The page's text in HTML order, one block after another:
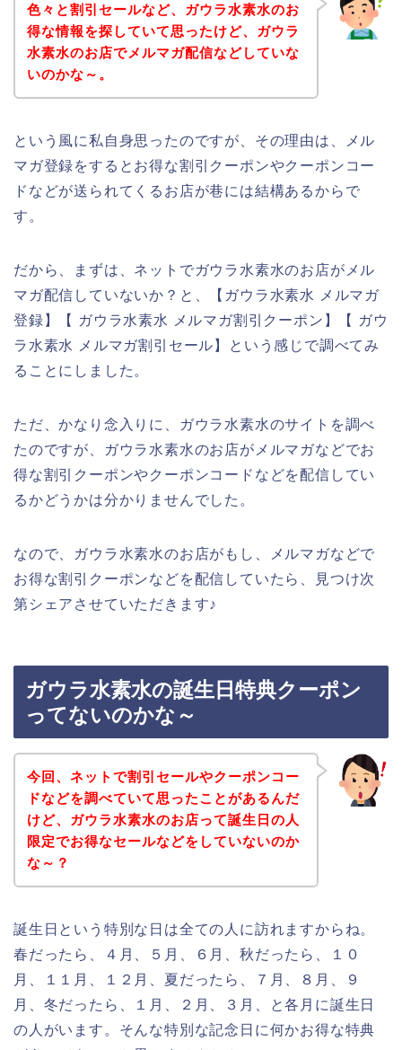
色々と割引セールなど、ガウラ水素水のお
得な情報を探していて思ったけど、ガウラ
水素水のお店でメルマガ配信などしていな
いのかな～。
という風に私自身思ったのですが、その理由は、メル
マガ登録をするとお得な割引クーポンやクーポンコー
ドなどが送られてくるお店が巷には結構あるからで
す。
だから、まずは、ネットでガウラ水素水のお店がメル
マガ配信していないか？と、【ガウラ水素水 メルマガ
登録】【 ガウラ水素水 メルマガ割引クーポン】【 ガウ
ラ水素水 メルマガ割引セール】という感じで調べてみ
ることにしました。
ただ、かなり念入りに、ガウラ水素水のサイトを調べ
たのですが、ガウラ水素水のお店がメルマガなどでお
得な割引クーポンやクーポンコードなどを配信してい
るかどうかは分かりませんでした。
なので、ガウラ水素水のお店がもし、メルマガなどで
お得な割引クーポンなどを配信していたら、見つけ次
第シェアさせていただきます♪
ガウラ水素水の誕生日特典クーポン
ってないのかな～
今回、ネットで割引セールやクーポンコー
ドなどを調べていて思ったことがあるんだ
けど、ガウラ水素水のお店って誕生日の人
限定でお得なセールなどをしていないのか
な～？
誕生日という特別な日は全ての人に訪れますからね。
春だったら、４月、５月、６月、秋だったら、１０
月、１１月、１２月、夏だったら、７月、８月、９
月、冬だったら、１月、２月、３月、と各月に誕生日
の人がいます。そんな特別な記念日に何かお得な特典